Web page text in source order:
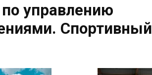
управлению
Спортивный